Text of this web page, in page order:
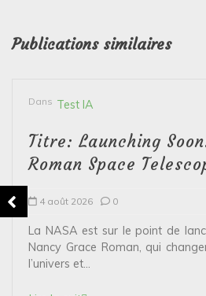
Publications similaires
Dans Test IA
Titre: Launching
Roman Space
4 août 2026 0
La NASA est sur le point de
Nancy Grace Roman, qui
l’univers et...